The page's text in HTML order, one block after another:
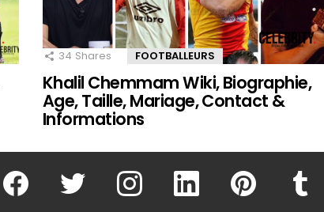
34 Shares FOOTBALLEURS
Khalil Chemmam Wiki, Biographie,
Age, Taille, Mariage, Contact &
Informations
facebook twitter instagram linkedin pinterest